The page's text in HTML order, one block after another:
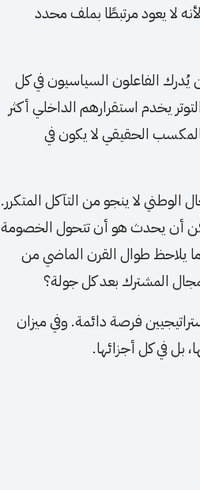
لا يعود مرتبطًا بملف محدد
يُدرك الفاعلون السياسيون في كل
يخدم استقرارهم الداخلي أكثر
الحقيقي لا يكون في
لا ينجو من التآكل المتكرر.
أن يحدث هو أن تتحول الخصومة
ما يلاحظ طوال القرن الماضي من
المشترك بعد كل جولة؟
فرصة دائمة. وفي ميزان
بل في كل أجزائها.